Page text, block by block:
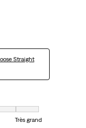
Straight
Très grand